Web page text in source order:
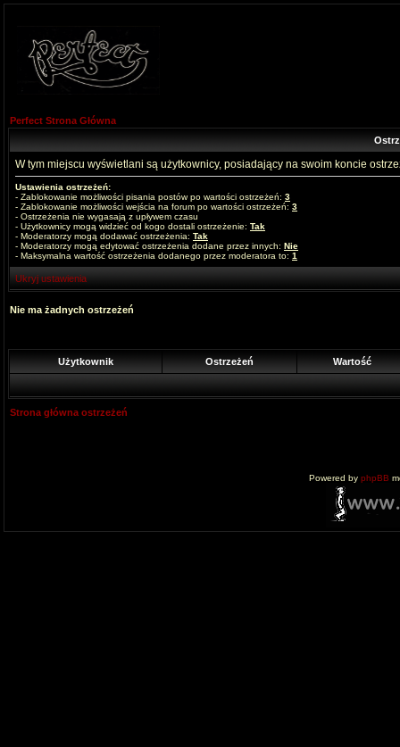
Perfect Strona Główna
W tym miejscu wyświetlani są użytkownicy, posiadający na swoim koncie
Ustawienia ostrzeżeń:
- Zablokowanie możliwości pisania postów po wartości ostrzeżeń: 3
- Zablokowanie możliwości wejścia na forum po wartości ostrzeżeń: 3
- Ostrzeżenia nie wygasają z upływem czasu
- Użytkownicy mogą widzieć od kogo dostali ostrzeżenie: Tak
- Moderatorzy mogą dodawać ostrzeżenia: Tak
- Moderatorzy mogą edytować ostrzeżenia dodane przez innych: Nie
- Maksymalna wartość ostrzeżenia dodanego przez moderatora to: 1
Ukryj ustawienia
Nie ma żadnych ostrzeżeń
Użytkownik Ostrzeżeń Wartość
Strona główna ostrzeżeń
Powered by phpBB